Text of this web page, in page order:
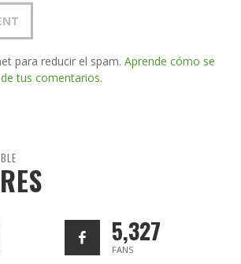
para reducir el spam. Aprende cómo se
tus comentarios.
5,327
FANS